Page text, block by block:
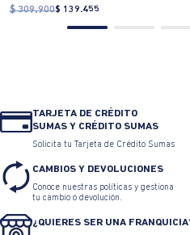
$ 309.900$ 139.455
TARJETA DE CRÉDITO
SUMAS Y CRÉDITO SUMAS
Solicita tu Tarjeta de Crédito Sumas
CAMBIOS Y DEVOLUCIONES
Conoce nuestras políticas y gestiona
tu cambio o devolución.
¿QUIERES SER UNA